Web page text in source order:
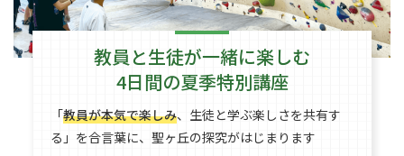
教員と生徒が一緒に楽しむ
4日間の夏季特別講座
「教員が本気で楽しみ、生徒と学ぶ楽しさを共有す
る」を合言葉に、聖ヶ丘の探究がはじまります